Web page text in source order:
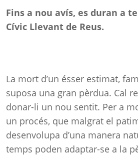
Fins a nou avís, es duran a
Cívic Llevant de Reus.
La mort d’un ésser estimat,
suposa una gran pèrdua. Cal
donar-li un nou sentit. Per a
un procés, que malgrat el
desenvolupa d’una manera
temps poden adaptar-se a la